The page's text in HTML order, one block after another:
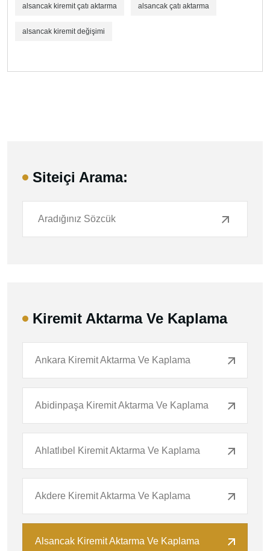
alsancak kiremit çatı aktarma alsancak çatı aktarma
alsancak kiremit değişimi
Siteiçi Arama:
Kiremit Aktarma Ve Kaplama
Ankara Kiremit Aktarma Ve Kaplama
Abidinpaşa Kiremit Aktarma Ve Kaplama
Ahlatlıbel Kiremit Aktarma Ve Kaplama
Akdere Kiremit Aktarma Ve Kaplama
Alsancak Kiremit Aktarma Ve Kaplama